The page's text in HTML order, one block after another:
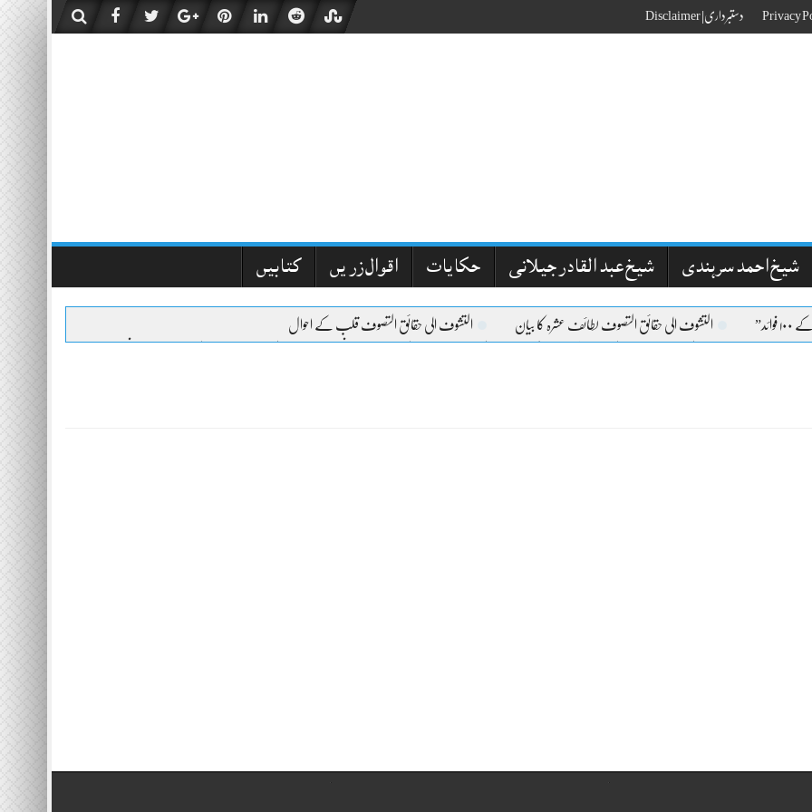
دستبرداری| Disclaimer
شیخ احمد سرہندی شیخ عبد القادر جیلانی حکایات اقوال زریں کتابیں
التشوف الی حقائق التصوف لطائف عشرہ کا بیان التشوف الی حقائق التصوف قلب کے احوال